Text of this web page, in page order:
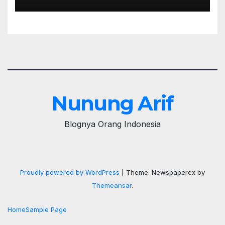
Nunung Arif
Blognya Orang Indonesia
Proudly powered by WordPress
Theme: Newspaperex by
Themeansar.
HomeSample Page